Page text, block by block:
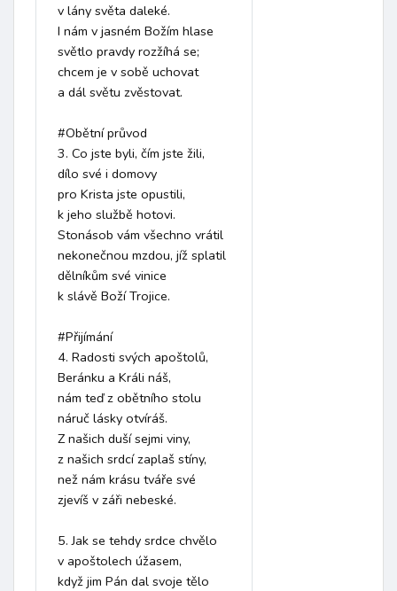
v lány světa daleké.
I nám v jasném Božím hlase
světlo pravdy rozžíhá se;
chcem je v sobě uchovat
a dál světu zvěstovat.
#Obětní průvod
3. Co jste byli, čím jste žili,
dílo své i domovy
pro Krista jste opustili,
k jeho službě hotovi.
Stonásob vám všechno vrátil
nekonečnou mzdou, jíž splatil
dělníkům své vinice
k slávě Boží Trojice.
#Přijímání
4. Radosti svých apoštolů,
Beránku a Králi náš,
nám teď z obětního stolu
náruč lásky otvíráš.
Z našich duší sejmi viny,
z našich srdcí zaplaš stíny,
než nám krásu tváře své
zjevíš v záři nebeské.
5. Jak se tehdy srdce chvělo
v apoštolech úžasem,
když jim Pán dal svoje tělo